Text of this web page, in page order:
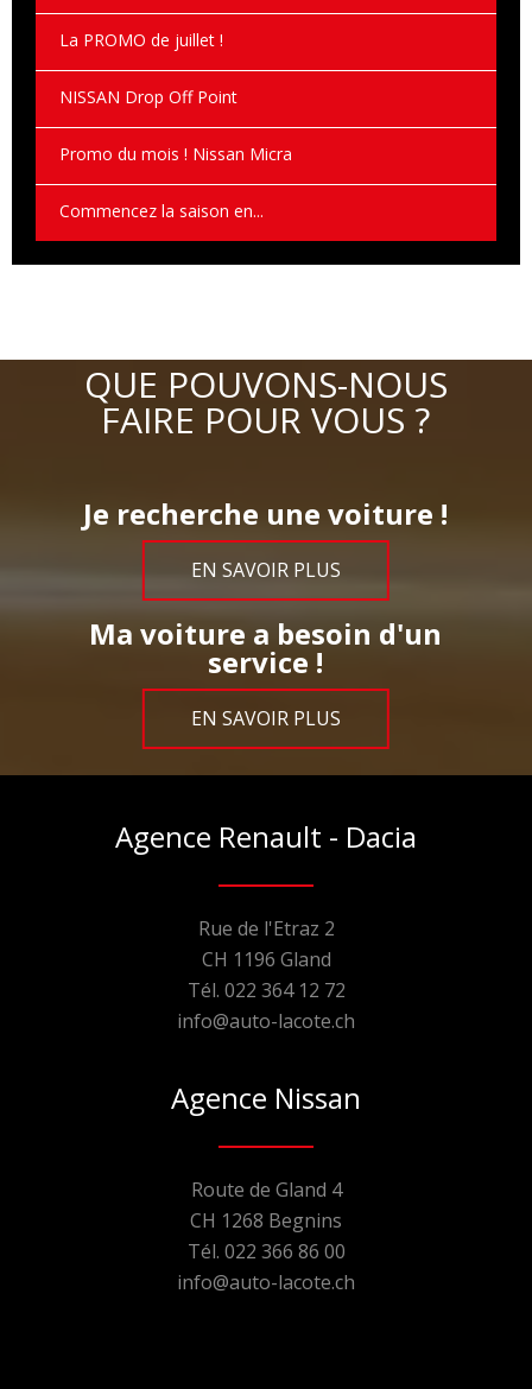
La PROMO de juillet !
NISSAN Drop Off Point
Promo du mois ! Nissan Micra
Commencez la saison en...
QUE POUVONS-NOUS
FAIRE POUR VOUS ?
Je recherche une voiture !
EN SAVOIR PLUS
Ma voiture a besoin d'un
service !
EN SAVOIR PLUS
Agence Renault - Dacia
Rue de l'Etraz 2
CH 1196 Gland
Tél. 022 364 12 72
info@auto-lacote.ch
Agence Nissan
Route de Gland 4
CH 1268 Begnins
Tél. 022 366 86 00
info@auto-lacote.ch